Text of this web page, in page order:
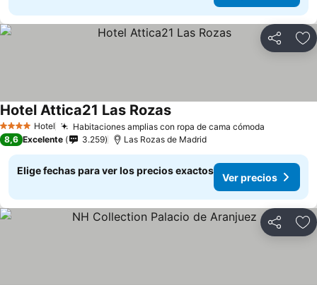
Compartir
4 EstrellasHotel Habitaciones amplias con ropa de cama cómoda
Hotel Attica21 Las Rozas
8,6 Excelente 3.259 Las Rozas de Madrid
Elige fechas para ver los precios exactos
Ver precios
Compartir